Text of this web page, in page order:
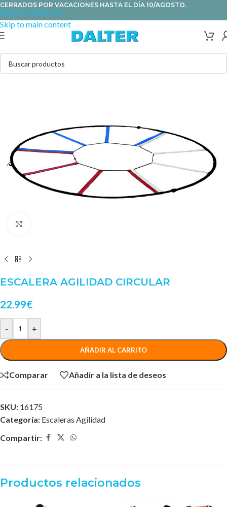
Skip to navigation
Skip to main content
CERRADOS POR VACACIONES HASTA EL DÍA 10/AGOSTO.
ESCALERA AGILIDAD CIRCULAR
22.99€
- +
AÑADIR AL CARRITO
Comparar Añadir a la lista de deseos
SKU: 16175
Categoría: Escaleras Agilidad
Compartir:
Productos relacionados